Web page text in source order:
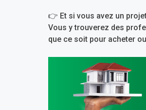
👉 Et si vous avez un
Vous y trouverez des
que ce soit pour acheter